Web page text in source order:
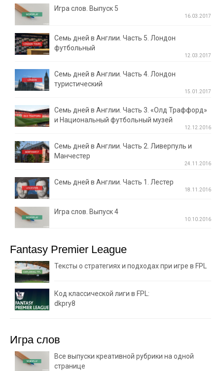
Игра слов. Выпуск 5
16.03.2017
Семь дней в Англии. Часть 5. Лондон
футбольный
12.03.2017
Семь дней в Англии. Часть 4. Лондон
туристический
15.01.2017
Семь дней в Англии. Часть 3. «Олд Траффорд»
и Национальный футбольный музей
12.12.2016
Семь дней в Англии. Часть 2. Ливерпуль и
Манчестер
24.11.2016
Семь дней в Англии. Часть 1. Лестер
18.11.2016
Игра слов. Выпуск 4
10.10.2016
Fantasy Premier League
Тексты о стратегиях и подходах при игре в FPL
Код классической лиги в FPL:
dkpry8
Игра слов
Все выпуски креативной рубрики на одной
странице